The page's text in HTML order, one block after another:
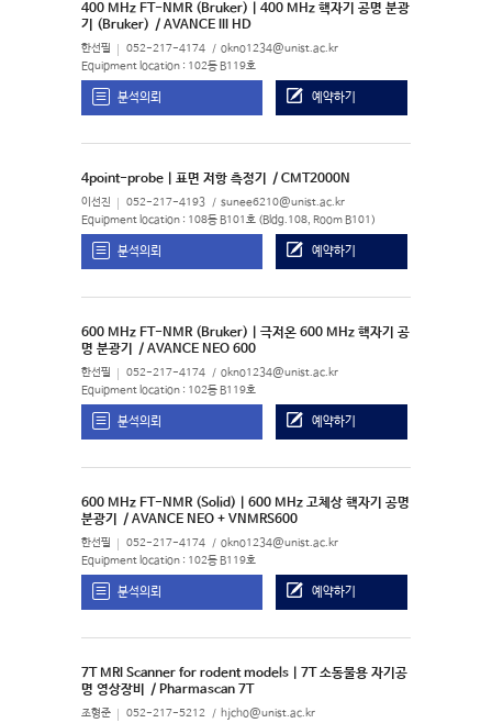
400 MHz FT-NMR (Bruker) | 400 MHz 핵자기 공명 분광
기 (Bruker) / AVANCE III HD
한선필 052-217-4174 okno1234@unist.ac.kr
Equipment location : 102동 B119호
분석의뢰 예약하기
4point-probe | 표면 저항 측정기 / CMT2000N
이선진 052-217-4193 sunee6210@unist.ac.kr
Equipment location : 108동 B101호 (Bldg.108, Room B101)
분석의뢰 예약하기
600 MHz FT-NMR (Bruker) | 극저온 600 MHz 핵자기 공
명 분광기
/ AVANCE NEO 600
한선필 052-217-4174 okno1234@unist.ac.kr
Equipment location : 102동 B119호
분석의뢰 예약하기
600 MHz FT-NMR (Solid) | 600 MHz 고체상 핵자기 공명
분광기
/ AVANCE NEO + VNMRS600
한선필 052-217-4174 okno1234@unist.ac.kr
Equipment location : 102동 B119호
분석의뢰 예약하기
7T MRI Scanner for rodent models | 7T 소동물용 자기공
명 영상장비
/ Pharmascan 7T
조형준 052-217-5212 hjcho@unist.ac.kr